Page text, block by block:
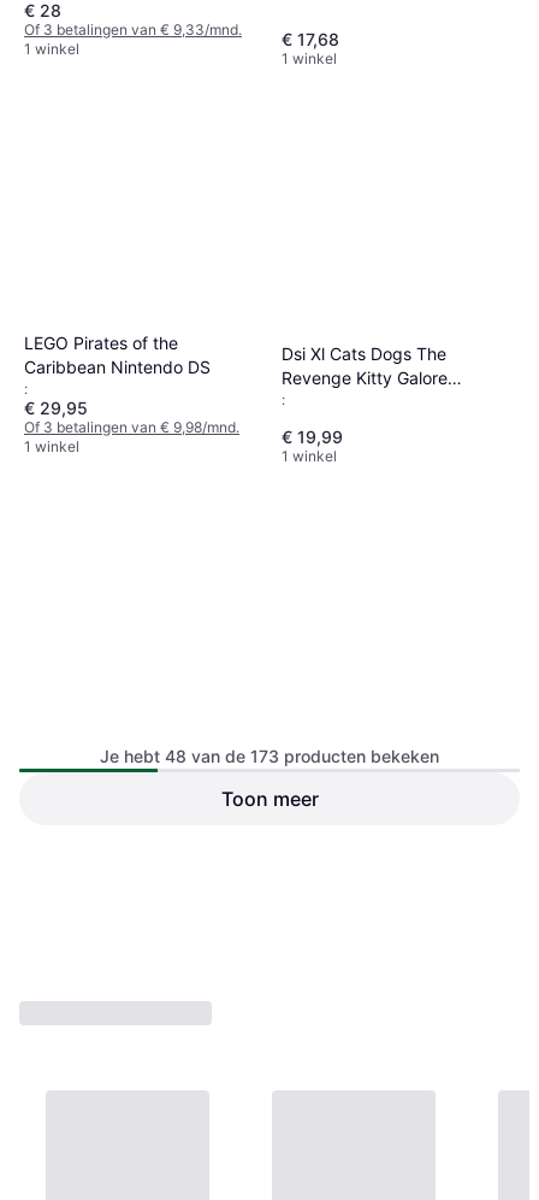
€ 28
Of 3 betalingen van € 9,33/mnd.
1 winkel
€ 17,68
1 winkel
LEGO Pirates of the
Caribbean Nintendo DS
:
€ 29,95
Of 3 betalingen van € 9,98/mnd.
1 winkel
Dsi Xl Cats Dogs The
Revenge Kitty Galore
Transparant
:
€ 19,99
1 winkel
Kawashima DS
:
Je hebt 48 van de 173 producten bekeken
Toon meer